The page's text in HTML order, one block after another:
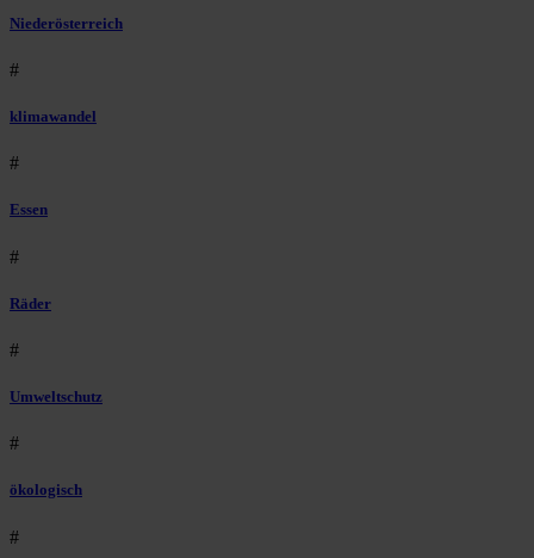
Niederösterreich
#
klimawandel
#
Essen
#
Räder
#
Umweltschutz
#
ökologisch
#